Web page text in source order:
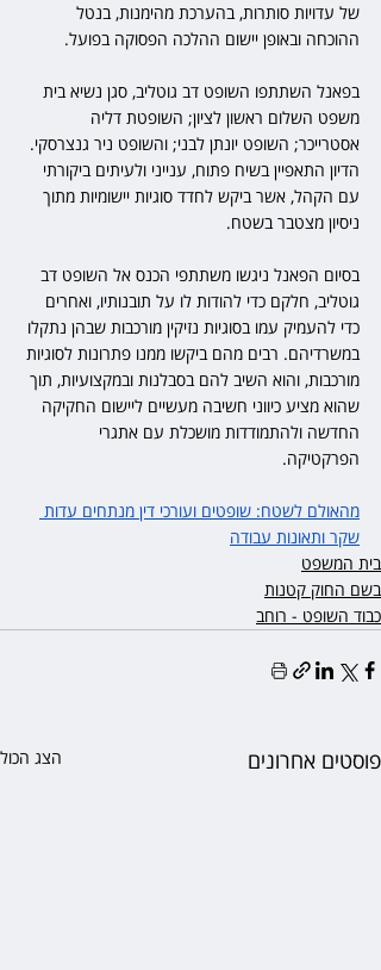
של עדויות סותרות, בהערכת מהימנות, בנטל
ההוכחה ובאופן יישום ההלכה הפסוקה בפועל.
בפאנל השתתפו השופט דב גוטליב, סגן נשיא בית
משפט השלום ראשון לציון; השופטת דליה
אסטרייכר; השופט יונתן לבני; והשופט ניר גנצרסקי.
הדיון התאפיין בשיח פתוח, ענייני ולעיתים ביקורתי
עם הקהל, אשר ביקש לחדד סוגיות יישומיות מתוך
ניסיון מצטבר בשטח.
בסיום הפאנל ניגשו משתתפי הכנס אל השופט דב
גוטליב, חלקם כדי להודות לו על תובנותיו, ואחרים
כדי להעמיק עמו בסוגיות נזיקין מורכבות שבהן נתקלו
במשרדיהם. רבים מהם ביקשו ממנו פתרונות לסוגיות
מורכבות, והוא השיב להם בסבלנות ובמקצועיות, תוך
שהוא מציע כיווני חשיבה מעשיים ליישום החקיקה
החדשה ולהתמודדות מושכלת עם אתגרי
הפרקטיקה.
מהאולם לשטח: שופטים ועורכי דין מנתחים עדות
שקר ותאונות עבודה
בית המשפט
בשם החוק קטנות
כבוד השופט - רוחב
פוסטים אחרונים הצג הכול